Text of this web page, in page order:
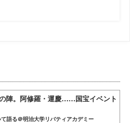
陣。阿修羅・運慶……国宝イベント
語る＠明治大学リバティアカデミー